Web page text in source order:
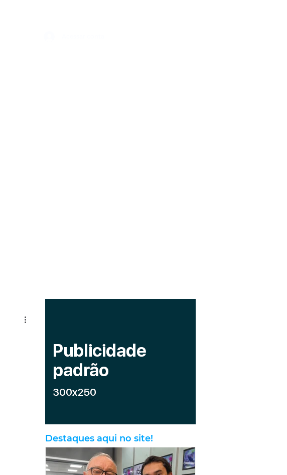
Destaques aqui no site!